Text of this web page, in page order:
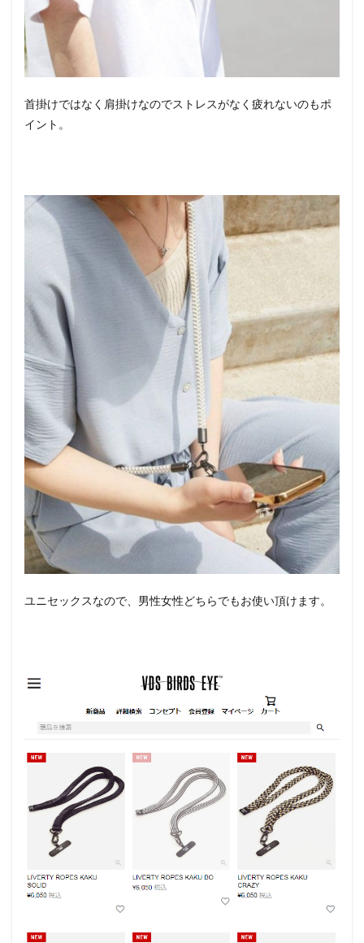
首掛けではなく肩掛けなのでストレスがなく疲れないのもポ
イント。
ユニセックスなので、男性女性どちらでもお使い頂けます。